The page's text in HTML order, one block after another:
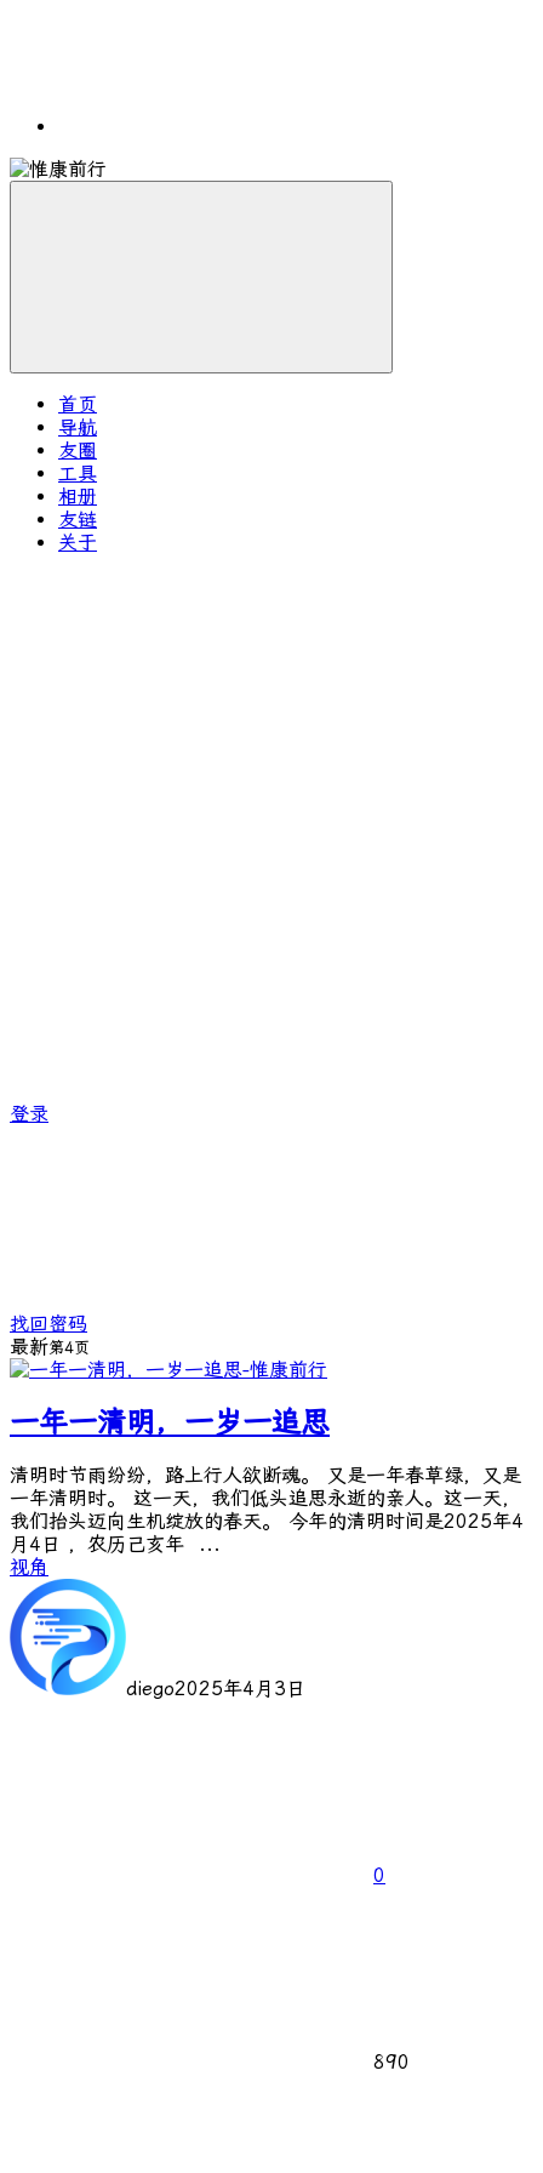
首页
导航
友圈
工具
相册
友链
关于
登录
找回密码
最新第4页
一年一清明，一岁一追思
清明时节雨纷纷，路上行人欲断魂。 又是一年春草绿，又是
一年清明时。 这一天，我们低头追思永逝的亲人。这一天，
我们抬头迈向生机绽放的春天。 今年的清明时间是2025年4
月4日 ，农历己亥年 ...
视角
diego2025年4月3日
0
890